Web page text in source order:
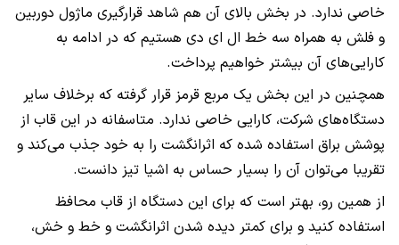
خاصی ندارد. در بخش بالای آن هم شاهد قرارگیری ماژول دوربین
و فلش به همراه سه خط ال ای دی هستیم که در ادامه به
کارایی‌های آن بیشتر خواهیم پرداخت.
همچنین در این بخش یک مربع قرمز قرار گرفته که برخلاف سایر
دستگاه‌های شرکت، کارایی خاصی ندارد. متاسفانه در این قاب از
پوشش براق استفاده شده که اثر‌انگشت را به خود جذب می‌کند و
تقریبا می‌توان آن را بسیار حساس به اشیا تیز دانست.
از همین رو، بهتر است که برای این دستگاه از قاب محافظ
استفاده کنید و برای کمتر دیده شدن اثر‌انگشت و خط و خش،